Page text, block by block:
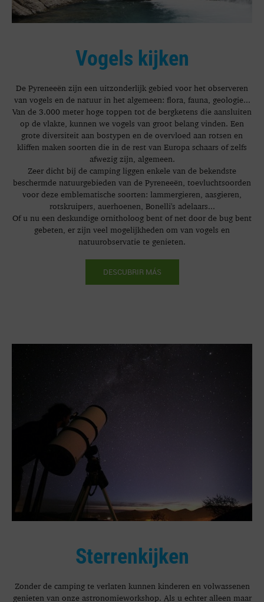
Vogels kijken
De Pyreneeën zijn een uitzonderlijk gebied voor het observeren
van vogels en de natuur in het algemeen: flora, fauna, geologie...
Van de 3.000 meter hoge toppen tot de bergketens die aansluiten
op de vlakte, kunnen we vogels van groot belang vinden. Een
grote diversiteit aan bostypen en de overvloed aan rotsen en
kliffen maken soorten die in de rest van Europa schaars of zelfs
afwezig zijn, algemeen.
Zeer dicht bij de camping liggen enkele van de bekendste
beschermde natuurgebieden van de Pyreneeën, toevluchtsoorden
voor deze emblematische soorten: lammergieren, aasgieren,
rotskruipers, auerhoenen, Bonelli's adelaars...
Of u nu een deskundige ornitholoog bent of net door de bug bent
gebeten, er zijn veel mogelijkheden om van vogels en
natuurobservatie te genieten.
DESCUBRIR MÁS
Sterrenkijken
Zonder de camping te verlaten kunnen kinderen en volwassenen
genieten van onze astronomieworkshop. Als u echter alleen maar